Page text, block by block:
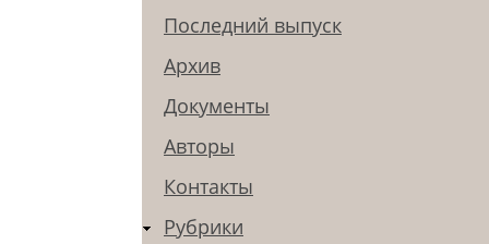
Последний выпуск
Архив
Документы
Авторы
Контакты
Рубрики